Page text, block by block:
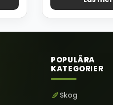
POPULÄRA
KATEGORIER
Skog